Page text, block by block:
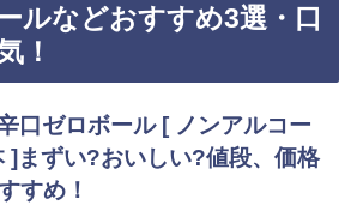
ルなどおすすめ3選・口
！
口ゼロボール [ ノンアルコー
]まずい?おいしい?値段、価格
すめ！